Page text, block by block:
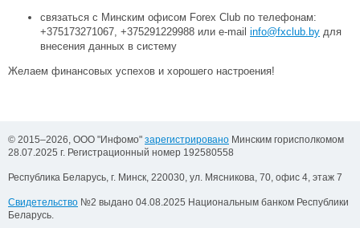
связаться с Минским офисом Forex Club по телефонам:
+375173271067, +375291229988 или e-mail info@fxclub.by для
внесения данных в систему
Желаем финансовых успехов и хорошего настроения!
© 2015–2026, ООО "Инфомо" зарегистрировано Минским горисполкомом
28.07.2025 г. Регистрационный номер 192580558
Республика Беларусь, г. Минск, 220030, ул. Мясникова, 70, офис 4, этаж 7
Свидетельство №2 выдано 04.08.2025 Национальным банком Республики
Беларусь.